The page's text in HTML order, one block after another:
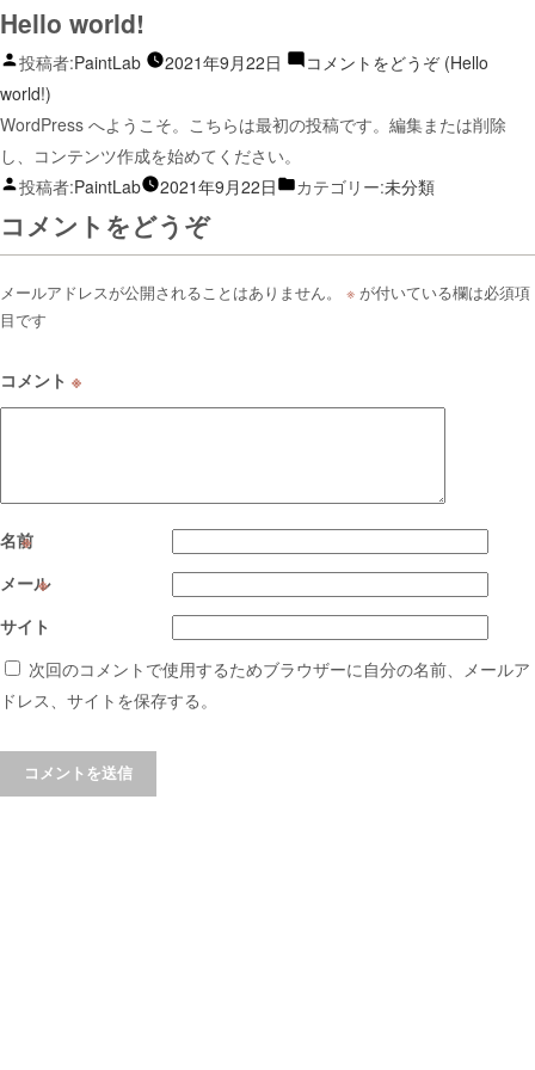
Hello world!
投稿者:PaintLab 2021年9月22日 コメントをどうぞ(Hello
world!)
WordPress へようこそ。こちらは最初の投稿です。編集または削除
し、コンテンツ作成を始めてください。
投稿者:PaintLab 2021年9月22日 カテゴリー:未分類
コメントをどうぞ
メールアドレスが公開されることはありません。 ※ が付いている欄は必須項
目です
コメント ※
名前
※
メール
※
サイト
次回のコメントで使用するためブラウザーに自分の名前、メールア
ドレス、サイトを保存する。